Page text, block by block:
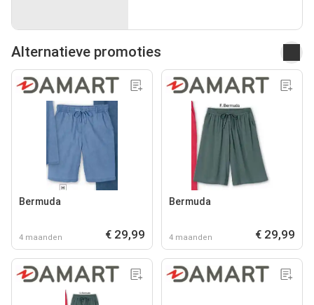
Alternatieve promoties
Bermuda
4 maanden € 29,99
Bermuda
4 maanden € 29,99